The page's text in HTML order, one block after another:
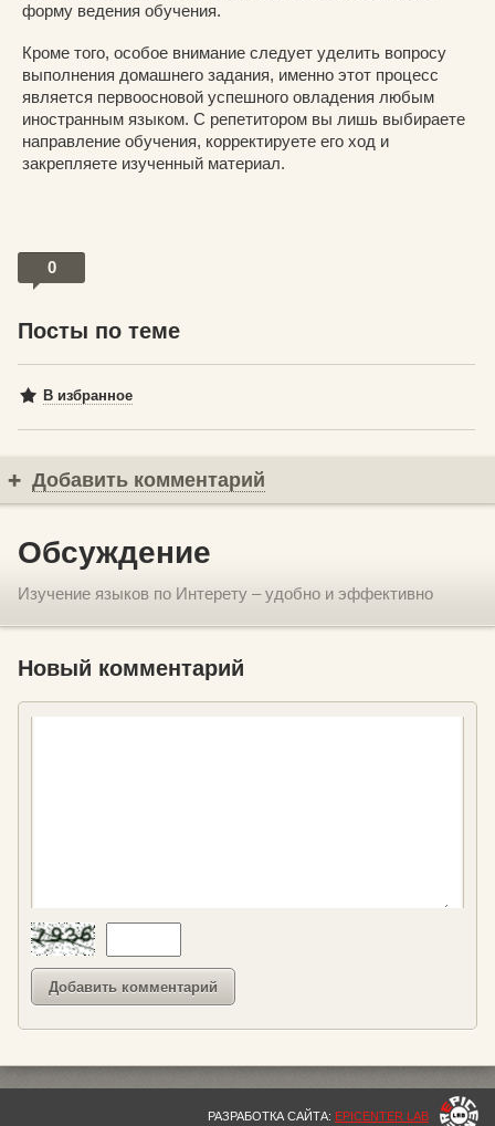
форму ведения обучения.
Кроме того, особое внимание следует уделить вопросу
выполнения домашнего задания, именно этот процесс
является первоосновой успешного овладения любым
иностранным языком. С репетитором вы лишь выбираете
направление обучения, корректируете его ход и
закрепляете изученный материал.
0
Посты по теме
В избранное
Добавить комментарий
Обсуждение
Изучение языков по Интерету – удобно и эффективно
Новый комментарий
РАЗРАБОТКА САЙТА: EPICENTER LAB